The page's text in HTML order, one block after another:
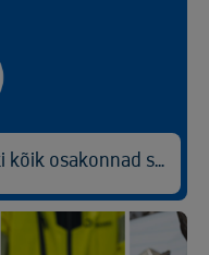
20. augustil on AS Kuusakoski kõik osakonnad suletud